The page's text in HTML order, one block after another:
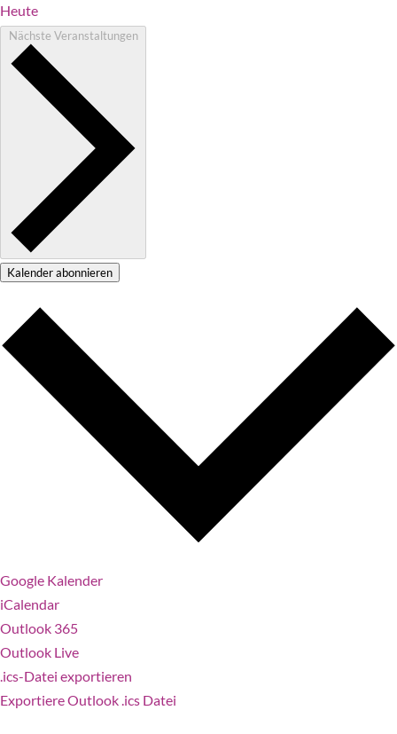
Heute
Nächste Veranstaltungen
Kalender abonnieren
Google Kalender
iCalendar
Outlook 365
Outlook Live
.ics-Datei exportieren
Exportiere Outlook .ics Datei